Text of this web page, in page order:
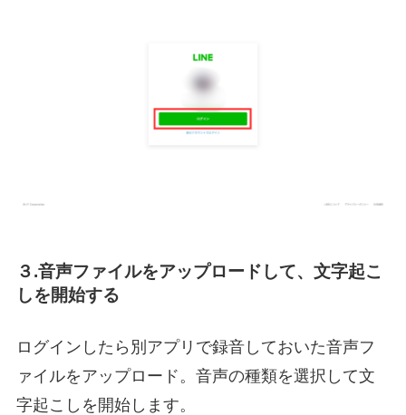
３.音声ファイルをアップロードして、文字起こ
しを開始する
ログインしたら別アプリで録音しておいた音声フ
ァイルをアップロード。音声の種類を選択して文
字起こしを開始します。